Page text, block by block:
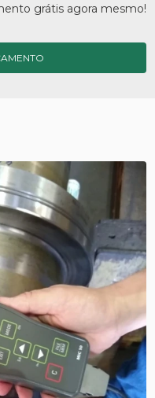
grátis agora mesmo!